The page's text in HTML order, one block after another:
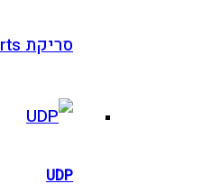
סריקת TCP Ports